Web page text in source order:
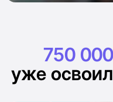
750
уже